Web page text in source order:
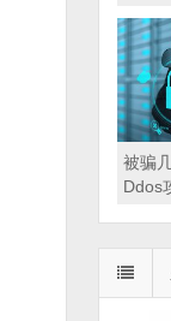
被骗
Ddos